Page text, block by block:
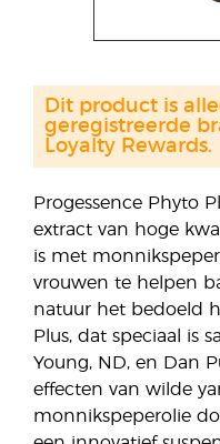
Progessence Phyto
extract van hoge
is met
vrouwen te helpen
natuur het bedoeld
Plus, dat speciaal is
Young, ND, en Dan
effecten van wilde
monnikspeperolie
Dit product is
geregistreerde
Loyalty Rewards.